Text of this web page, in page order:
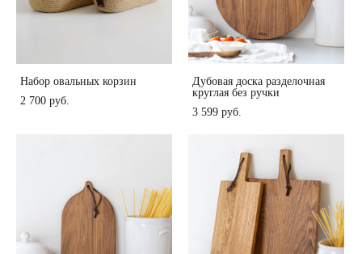
Набор овальных корзин
2 700 pуб.
Дубовая доска разделочная
круглая без ручки
3 599 pуб.